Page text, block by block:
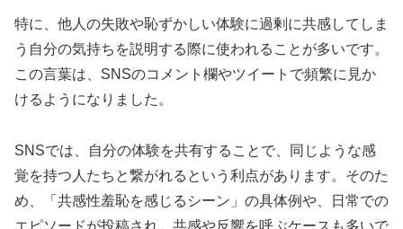
特に、他人の失敗や恥ずかしい体験に過剰に共感してしま
う自分の気持ちを説明する際に使われることが多いです。
この言葉は、SNSのコメント欄やツイートで頻繁に見か
けるようになりました。
SNSでは、自分の体験を共有することで、同じような感
覚を持つ人たちと繋がれるという利点があります。そのた
め、「共感性羞恥を感じるシーン」の具体例や、日常での
エピソードが投稿され、共感や反響を呼ぶケースも多いで